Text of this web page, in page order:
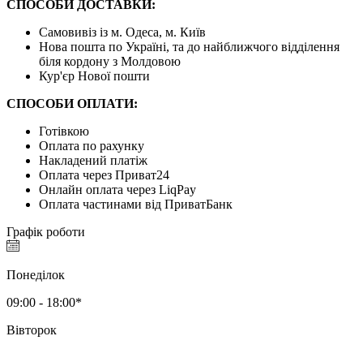
СПОСОБИ ДОСТАВКИ:
Самовивіз із м. Одеса, м. Київ
Нова пошта по Україні, та до найближчого відділення
біля кордону з Молдовою
Кур'єр Нової пошти
СПОСОБИ ОПЛАТИ:
Готівкою
Оплата по рахунку
Накладений платіж
Оплата через Приват24
Онлайн оплата через LiqPay
Оплата частинами від ПриватБанк
Графік роботи
Понеділок
09:00 - 18:00*
Вівторок